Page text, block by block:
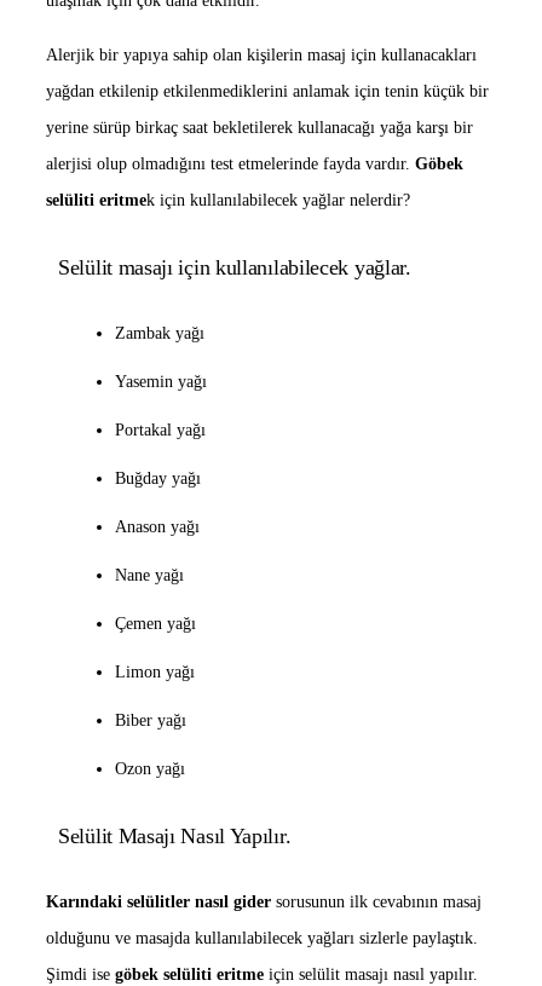
Alerjik bir yapıya sahip olan kişilerin masaj için kullanacakları
yağdan etkilenip etkilenmediklerini anlamak için tenin küçük bir
yerine sürüp birkaç saat bekletilerek kullanacağı yağa karşı bir
alerjisi olup olmadığını test etmelerinde fayda vardır. Göbek
selüliti eritmek için kullanılabilecek yağlar nelerdir?
Selülit masajı için kullanılabilecek yağlar.
Zambak yağı
Yasemin yağı
Portakal yağı
Buğday yağı
Anason yağı
Nane yağı
Çemen yağı
Limon yağı
Biber yağı
Ozon yağı
Selülit Masajı Nasıl Yapılır.
Karındaki selülitler nasıl gider sorusunun ilk cevabının masaj
olduğunu ve masajda kullanılabilecek yağları sizlerle paylaştık.
Şimdi ise göbek selüliti eritme için selülit masajı nasıl yapılır.